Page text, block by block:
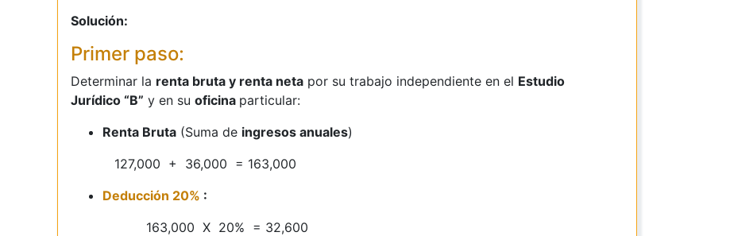
Solución:
Primer paso:
Determinar la renta bruta y renta netapor su trabajo independiente en el Estudio
Jurídico “B” y en su oficina particular:
Renta Bruta(Suma de ingresos anuales)
127,000 + 36,000 = 163,000
Deducción 20% :
163,000 X 20% = 32,600